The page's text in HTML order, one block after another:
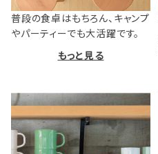
普段の食卓はもちろん、キャンプ
やパーティーでも大活躍です。
もっと見る